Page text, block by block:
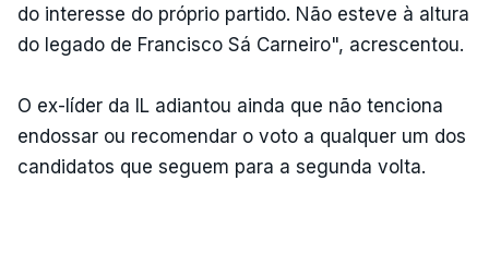
do interesse do próprio partido. Não esteve à altura
do legado de Francisco Sá Carneiro", acrescentou.
O ex-líder da IL adiantou ainda que não tenciona
endossar ou recomendar o voto a qualquer um dos
candidatos que seguem para a segunda volta.